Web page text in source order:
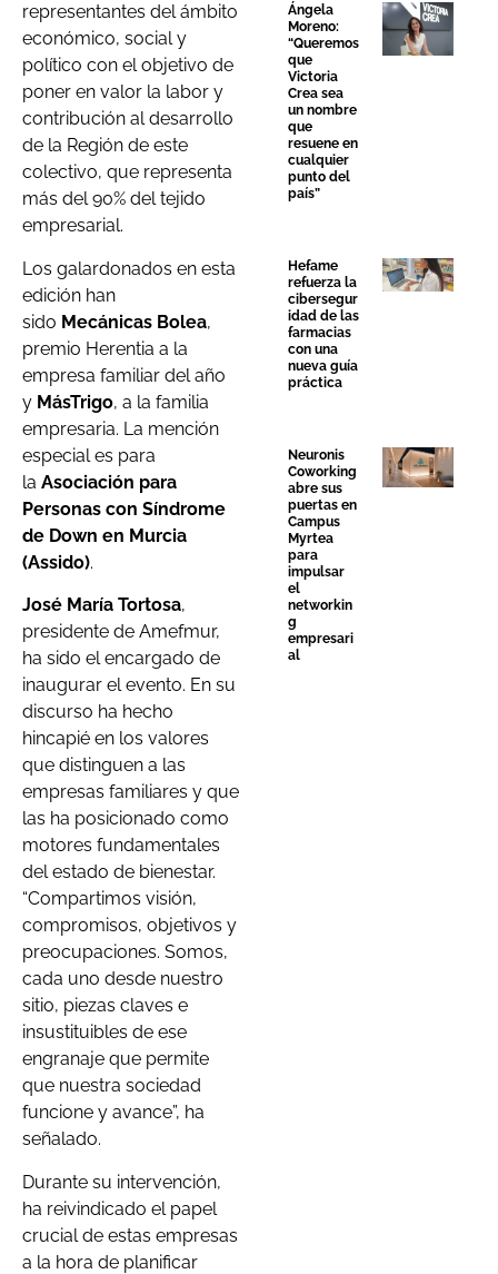
representantes del ámbito
económico, social y
político con el objetivo de
poner en valor la labor y
contribución al desarrollo
de la Región de este
colectivo, que representa
más del 90% del tejido
empresarial.
Los galardonados en esta
edición han
sido Mecánicas Bolea,
premio Herentia a la
empresa familiar del año
y MásTrigo, a la familia
empresaria. La mención
especial es para
la Asociación para
Personas con Síndrome
de Down en Murcia
(Assido).
José María Tortosa,
presidente de Amefmur,
ha sido el encargado de
inaugurar el evento. En su
discurso ha hecho
hincapié en los valores
que distinguen a las
empresas familiares y que
las ha posicionado como
motores fundamentales
del estado de bienestar.
“Compartimos visión,
compromisos, objetivos y
preocupaciones. Somos,
cada uno desde nuestro
sitio, piezas claves e
insustituibles de ese
engranaje que permite
que nuestra sociedad
funcione y avance”, ha
señalado.
Durante su intervención,
ha reivindicado el papel
crucial de estas empresas
a la hora de planificar
Ángela
Moreno:
“Queremos
que
Victoria
Crea sea
un nombre
que
resuene en
cualquier
punto del
país”
Hefame
refuerza la
cibersegur
idad de las
farmacias
con una
nueva guía
práctica
Neuronis
Coworking
abre sus
puertas en
Campus
Myrtea
para
impulsar
el
networkin
g
empresari
al